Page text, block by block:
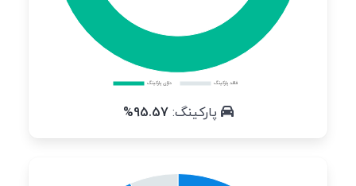
پارکینگ:95.57%